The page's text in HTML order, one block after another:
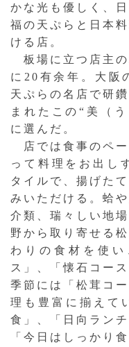
かな光も優しく、
福の天ぷらと日本
ける店。
板場に立つ店主の
に20有余年。大阪
天ぷらの名店で研
まれたこの“美（
に選んだ。
店では食事のペー
って料理をお出し
タイルで、揚げた
みいただける。蛤
介類、瑞々しい地
野から取り寄せる
わりの食材を使
ス」、「懐石コー
季節には「松茸コ
理も豊富に揃えて
食」、「日向ラン
「今日はしっかり